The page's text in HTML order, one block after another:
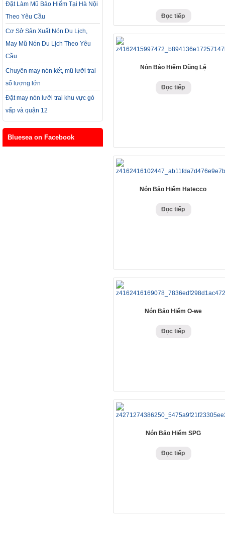
Đặt Làm Mũ Bảo Hiểm Tại Hà Nội
Theo Yêu Cầu
Cơ Sở Sản Xuất Nón Du Lịch,
May Mũ Nón Du Lịch Theo Yêu
Cầu
Chuyên may nón kết, mũ lưỡi trai
số lượng lớn
Đặt may nón lưỡi trai khu vực gò
vấp và quận 12
Bluesea on Facebook
Đọc tiếp
Nón Bảo Hiểm Dũng Lệ
Đọc tiếp
Nón Bảo Hiểm Hatecco
Đọc tiếp
Nón Bảo Hiểm O-we
Đọc tiếp
Nón Bảo Hiểm SPG
Đọc tiếp